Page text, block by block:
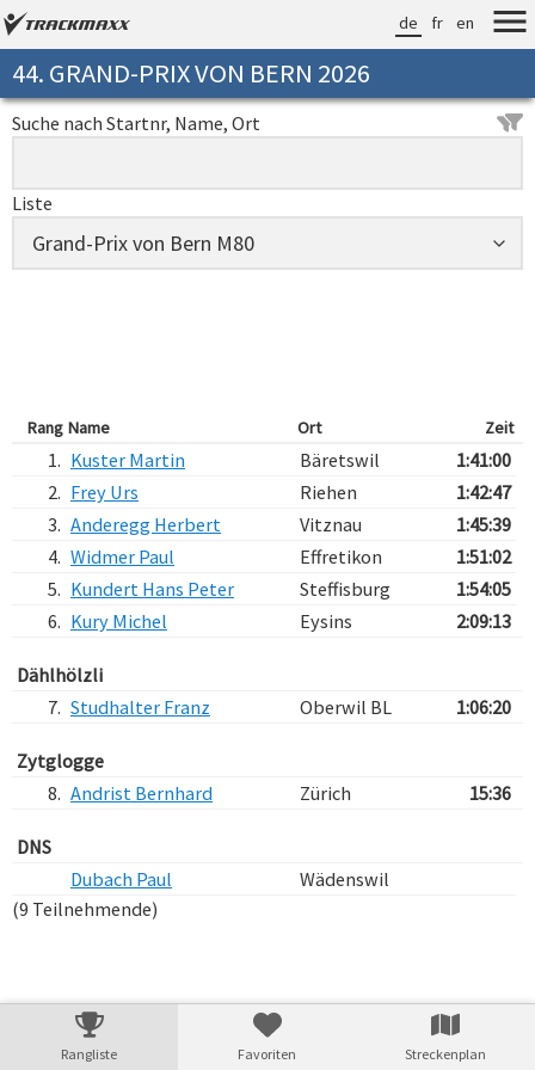
de fr en
44. GRAND-PRIX VON BERN 2026
Suche nach Startnr, Name, Ort
Liste
Rang Name Ort Zeit
1. Kuster Martin Bäretswil
1:41:00
2. Frey Urs Riehen
1:42:47
3. Anderegg Herbert Vitznau
1:45:39
4. Widmer Paul Effretikon
1:51:02
5. Kundert Hans Peter Steffisburg
1:54:05
6. Kury Michel Eysins 2:09:13
Dählhölzli
7. Studhalter Franz Oberwil BL 1:06:20
Zytglogge
8. Andrist Bernhard Zürich 15:36
DNS
Dubach Paul
Wädenswil
(9 Teilnehmende)
Rangliste Favoriten Streckenplan